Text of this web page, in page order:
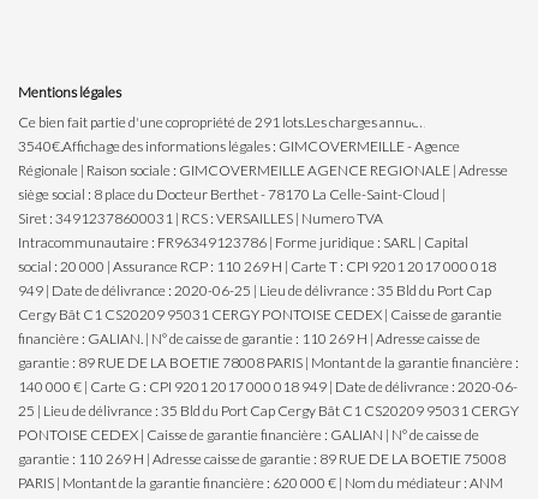
Mentions légales
Ce bien fait partie d'une copropriété de 291 lots.Les charges annuelles sont de
3540€.Affichage des informations légales : GIMCOVERMEILLE - Agence
Régionale | Raison sociale : GIMCOVERMEILLE AGENCE REGIONALE | Adresse
siège social : 8 place du Docteur Berthet - 78170 La Celle-Saint-Cloud |
Siret : 34912378600031 | RCS : VERSAILLES | Numero TVA
Intracommunautaire : FR96349123786 | Forme juridique : SARL | Capital
social : 20 000 | Assurance RCP : 110 269 H | Carte T : CPI 9201 2017 000 018
949 | Date de délivrance : 2020-06-25 | Lieu de délivrance : 35 Bld du Port Cap
Cergy Bât C1 CS20209 95031 CERGY PONTOISE CEDEX | Caisse de garantie
financière : GALIAN. | N° de caisse de garantie : 110 269 H | Adresse caisse de
garantie : 89 RUE DE LA BOETIE 78008 PARIS | Montant de la garantie financière :
140 000 € | Carte G : CPI 9201 2017 000 018 949 | Date de délivrance : 2020-06-
25 | Lieu de délivrance : 35 Bld du Port Cap Cergy Bât C1 CS20209 95031 CERGY
PONTOISE CEDEX | Caisse de garantie financière : GALIAN | N° de caisse de
garantie : 110 269 H | Adresse caisse de garantie : 89 RUE DE LA BOETIE 75008
PARIS | Montant de la garantie financière : 620 000 € | Nom du médiateur : ANM